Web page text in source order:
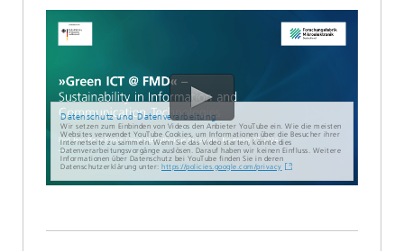
Datenschutz und Datenverarbeitung
Wir setzen zum Einbinden von Videos den Anbieter YouTube ein. Wie die meisten
Websites verwendet YouTube Cookies, um Informationen über die Besucher ihrer
Internetseite zu sammeln. Wenn Sie das Video starten, könnte dies
Datenverarbeitungsvorgänge auslösen. Darauf haben wir keinen Einfluss. Weitere
Informationen über Datenschutz bei YouTube finden Sie in deren
Datenschutzerklärung unter: https://policies.google.com/privacy